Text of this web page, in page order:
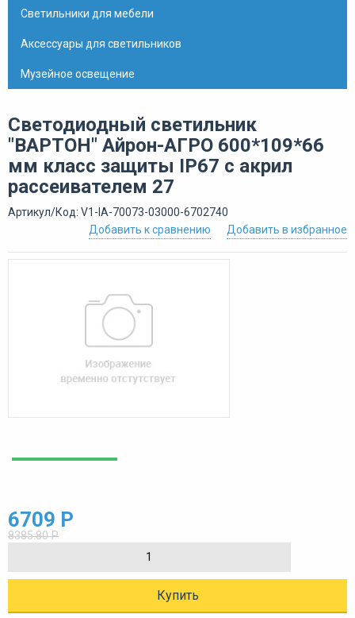
Светильники для мебели
Аксессуары для светильников
Музейное освещение
Светодиодный светильник
"ВАРТОН" Айрон-АГРО 600*109*66
мм класс защиты IP67 с акрил
рассеивателем 27
Артикул/Код: V1-IA-70073-03000-6702740
Добавить в избранное
Добавить к сравнению
6709 Р
8385.80 Р
Купить